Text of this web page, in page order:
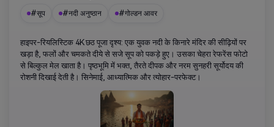
#सूप #नदी अनुष्ठान #गोल्डन आवर
हाइपर-रियलिस्टिक 4K छठ पूजा दृश्य: एक युवक नदी के किनारे मंदिर की सीढ़ियों पर
खड़ा है, फलों और चमकते दीये से सजे सूप को पकड़े हुए। उसका चेहरा रेफरेंस फोटो
से बिल्कुल मेल खाता है। पृष्ठभूमि में भक्त, तैरते दीपक और नरम सुनहरी सूर्योदय की
रोशनी दिखाई देती है। सिनेमाई, आध्यात्मिक और त्योहार-परफेक्ट।